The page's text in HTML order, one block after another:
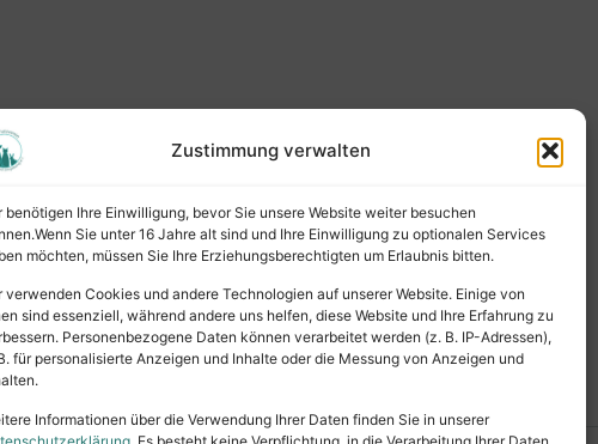
Zustimmung verwalten
benötigen Ihre Einwilligung, bevor Sie unsere Website weiter besuchen
Sie unter 16 Jahre alt sind und Ihre Einwilligung zu optionalen Services
möchten, müssen Sie Ihre Erziehungsberechtigten um Erlaubnis bitten.
verwenden Cookies und andere Technologien auf unserer Website. Einige von
sind essenziell, während andere uns helfen, diese Website und Ihre Erfahrung zu
Personenbezogene Daten können verarbeitet werden (z. B. IP-Adressen),
für personalisierte Anzeigen und Inhalte oder die Messung von Anzeigen und
Informationen über die Verwendung Ihrer Daten finden Sie in unserer